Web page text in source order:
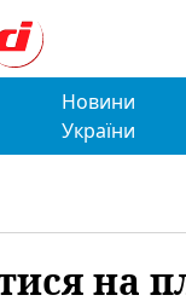
Новини
України
на